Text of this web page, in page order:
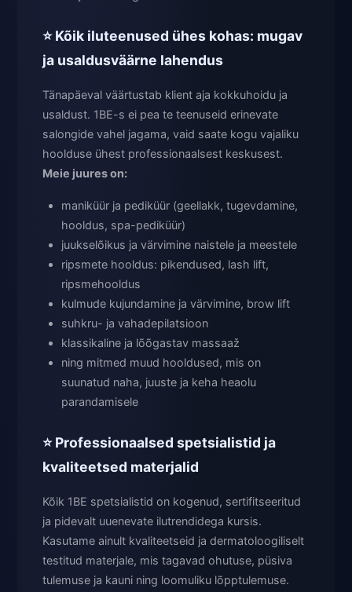
⭐ Kõik iluteenused ühes kohas: mugav
ja usaldusväärne lahendus
Tänapäeval väärtustab klient aja kokkuhoidu ja
usaldust. 1BE-s ei pea te teenuseid erinevate
salongide vahel jagama, vaid saate kogu vajaliku
hoolduse ühest professionaalsest keskusest.
Meie juures on:
maniküür ja pediküür (geellakk, tugevdamine,
hooldus, spa-pediküür)
juukselõikus ja värvimine naistele ja meestele
ripsmete hooldus: pikendused, lash lift,
ripsmehooldus
kulmude kujundamine ja värvimine, brow lift
suhkru- ja vahadepilatsioon
klassikaline ja lõõgastav massaaž
ning mitmed muud hooldused, mis on
suunatud naha, juuste ja keha heaolu
parandamisele
⭐ Professionaalsed spetsialistid ja
kvaliteetsed materjalid
Kõik 1BE spetsialistid on kogenud, sertifitseeritud
ja pidevalt uuenevate ilutrendidega kursis.
Kasutame ainult kvaliteetseid ja dermatoloogiliselt
testitud materjale, mis tagavad ohutuse, püsiva
tulemuse ja kauni ning loomuliku lõpptulemuse.